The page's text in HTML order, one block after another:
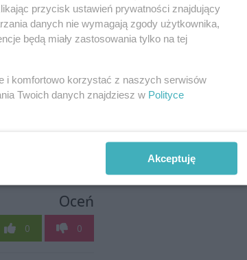
Oceń
0 0
przycisk ustawień prywatności znajdujący
danych nie wymagają zgody użytkownika,
będą miały zastosowania tylko na tej
i komfortowo korzystać z naszych serwisów
Twoich danych znajdziesz w Polityce
Akceptuję